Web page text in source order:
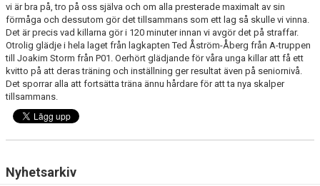
vi är bra på, tro på oss själva och om alla presterade maximalt av sin
förmåga och dessutom gör det tillsammans som ett lag så skulle vi vinna.
Det är precis vad killarna gör i 120 minuter innan vi avgör det på straffar.
Otrolig glädje i hela laget från lagkapten Ted Åström-Åberg från A-truppen
till Joakim Storm från P01. Oerhört glädjande för våra unga killar att få ett
kvitto på att deras träning och inställning ger resultat även på seniornivå.
Det sporrar alla att fortsätta träna ännu hårdare för att ta nya skalper
tillsammans.
Nyhetsarkiv